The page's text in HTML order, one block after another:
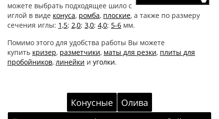
можете выбрать подходящее шило с
иглой в виде конуса, ромба, плоские, а также по размеру
сечения иглы: 1,5; 2,0; 3,0; 4,0; 5-6 мм.
Помимо этого для удобства работы Вы можете
купить кризер, разметчики, маты для резки, плиты для
пробойников, линейки и уголки.
Конусные
Олива